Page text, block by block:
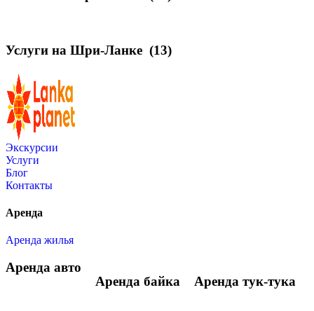
Услуги на Шри-Ланке (13)
Экскурсии
Услуги
Блог
Контакты
Аренда
Аренда жилья
Аренда авто
Аренда байка
Аренда тук-тука